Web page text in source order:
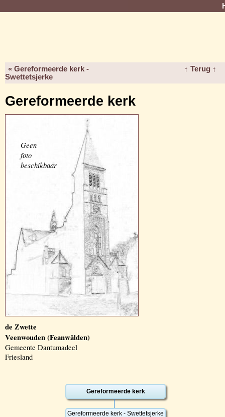
« Gereformeerde kerk -
Swettetsjerke
↑ Terug ↑
Gereformeerde kerk
Geen
foto
beschikbaar
de Zwette
Veenwouden (Feanwâlden)
Gemeente Dantumadeel
Friesland
Gereformeerde kerk
Gereformeerde kerk - Swettetsjerke